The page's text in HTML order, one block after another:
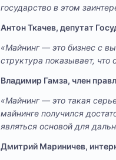
государство в этом
Антон Ткачев, депутат
«Майнинг — это бизнес с
структура показывает, что
Владимир Гамза, член
«Майнинг — это такая
майнинге получился
являться основой для
Дмитрий Мариничев,